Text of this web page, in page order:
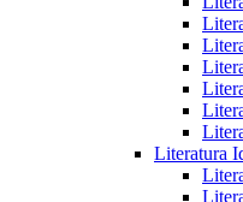
Literatura